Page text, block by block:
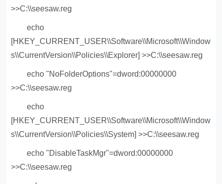
>>C:\\seesaw.reg
echo
[HKEY_CURRENT_USER\\Software\\Microsoft\\Window
s\\CurrentVersion\\Policies\\Explorer] >>C:\\seesaw.reg
echo "NoFolderOptions"=dword:00000000
>>C:\\seesaw.reg
echo
[HKEY_CURRENT_USER\\Software\\Microsoft\\Window
s\\CurrentVersion\\Policies\\System] >>C:\\seesaw.reg
echo "DisableTaskMgr"=dword:00000000
>>C:\\seesaw.reg